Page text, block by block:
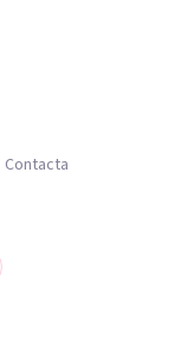
Contacta